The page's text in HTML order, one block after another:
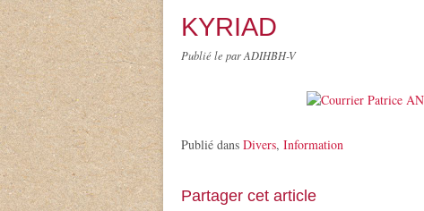
KYRIAD
Publié le par ADIHBH-V
Publié dans Divers, Information
Partager cet article